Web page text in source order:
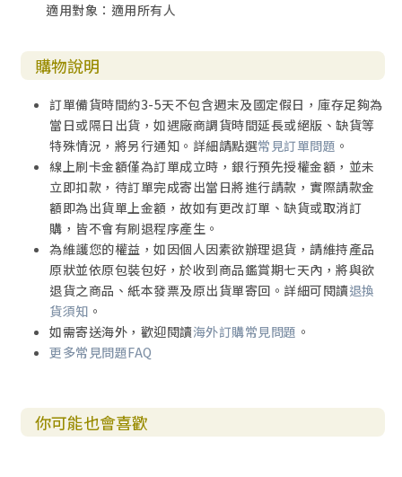
信息11 ／ 191
試煉的目的（一6–7）part one
試煉的目的（一6–7）part two
信息13 ／ 223
信心經得起試驗之人的表現和成果（一8–9）part one
信息14 ／ 239
信心經得起試驗之人的表現和成果（一8–9）part two
期待信徒救恩的預言（一10-12）
期待信徒救恩的預言（一10-12）
適用對象：適用所有人
購物說明
訂單備貨時間約3-5天不包含週末及國定假日，庫存足夠為
當日或隔日出貨，如遇廠商調貨時間延長或絕版、缺貨等
特殊情況，將另行通知。詳細請點選常見訂單問題 。
線上刷卡金額僅為訂單成立時，銀行預先授權金額，並未
立即扣款，待訂單完成寄出當日將進行請款，實際請款金
額即為出貨單上金額，故如有更改訂單、缺貨或取消訂
購，皆不會有刷退程序產生。
為維護您的權益，如因個人因素欲辦理退貨，請維持產品
原狀並依原包裝包好，於收到商品鑑賞期七天內，將與欲
退貨之商品、紙本發票及原出貨單寄回。詳細可閱讀退換
貨須知 。
如需寄送海外，歡迎閱讀海外訂購常見問題 。
更多常見問題FAQ
你可能也會喜歡